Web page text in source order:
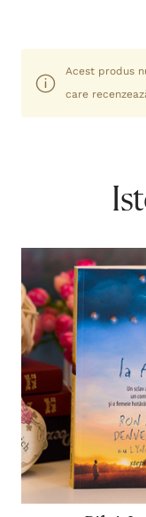
Acest produs
care